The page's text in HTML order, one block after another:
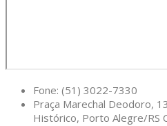
Fone: (51) 3022-7330
Praça Marechal Deodoro,
Histórico, Porto Alegre/RS